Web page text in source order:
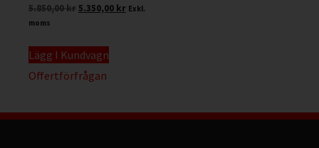
5.850,00kr5.350,00 kr Exkl.
moms
Lägg I Kundvagn
Offertförfrågan